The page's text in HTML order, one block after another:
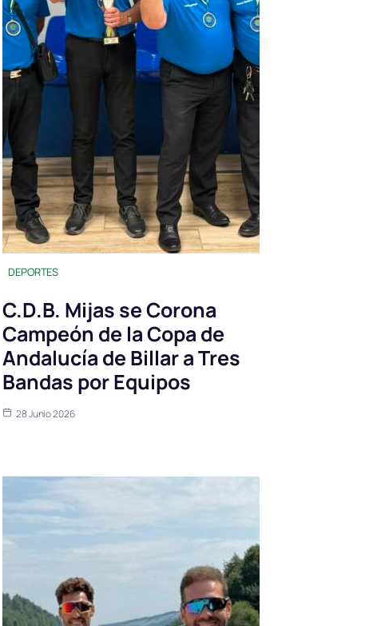
DEPORTES
C.D.B. Mijas se Corona
Campeón de la Copa de
Andalucía de Billar a Tres
Bandas por Equipos
28 Junio 2026